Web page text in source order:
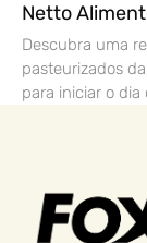
Netto
Descubra uma
pasteurizados
para iniciar o